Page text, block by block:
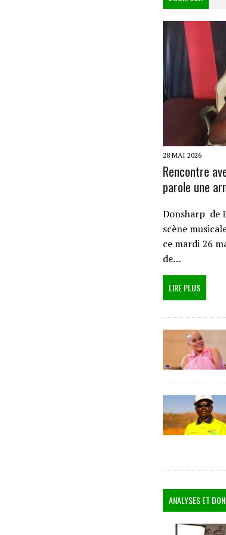
28 MAI 2026
Rencontre
parole une
Donsharp de
scène
ce mardi 26
de…
LIRE PLUS
ANALYSES ET